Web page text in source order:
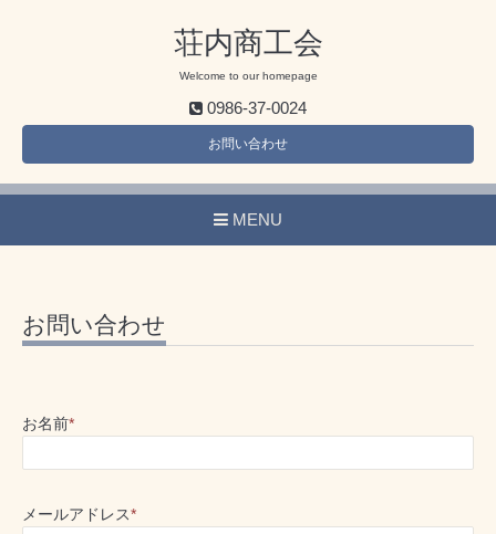
荘内商工会
Welcome to our homepage
0986-37-0024
お問い合わせ
MENU
お問い合わせ
お名前*
メールアドレス*